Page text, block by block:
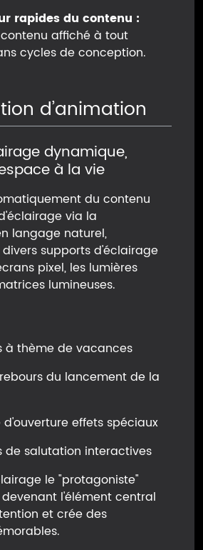
rapides du contenu :
affiché à tout
cycles de conception.
d’animation
dynamique,
à la vie
du contenu
via la
langage naturel,
supports d'éclairage
pixel, les lumières
lumineuses.
à thème de vacances
du lancement de la
effets spéciaux
de salutation interactives
le "protagoniste"
l'élément central
et crée des